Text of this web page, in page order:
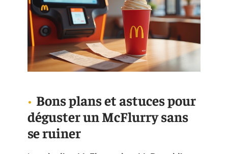
Bons plans et astuces pour
déguster un McFlurry sans
se ruiner